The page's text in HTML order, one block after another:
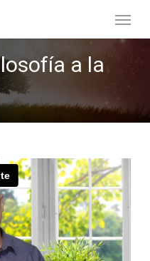
a la